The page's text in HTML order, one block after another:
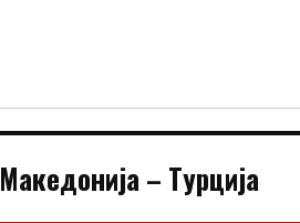
Македонија – Tурција